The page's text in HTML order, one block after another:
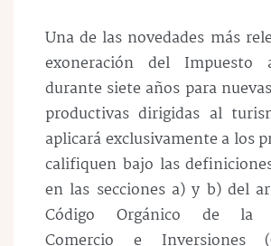
Una de las novedades más
exoneración del
durante siete años para
productivas dirigidas al
aplicará exclusivamente a los
califiquen bajo las
en las secciones a) y b) del
Código Orgánico de la
Comercio e Inversiones